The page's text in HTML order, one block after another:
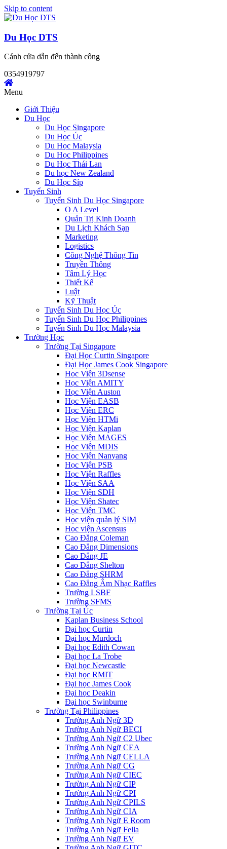
Skip to content
Du Học DTS
Cánh cửa dẫn đến thành công
0354919797
Menu
Giới Thiệu
Du Học
Du Học Singapore
Du Học Úc
Du Học Malaysia
Du Học Philippines
Du Học Thái Lan
Du học New Zealand
Du Học Síp
Tuyển Sinh
Tuyển Sinh Du Học Singapore
O A Level
Quản Trị Kinh Doanh
Du Lịch Khách Sạn
Marketing
Logistics
Công Nghệ Thông Tin
Truyền Thông
Tâm Lý Học
Thiết Kế
Luật
Kỹ Thuật
Tuyển Sinh Du Học Úc
Tuyển Sinh Du Học Philippines
Tuyển Sinh Du Học Malaysia
Trường Học
Trường Tại Singapore
Đại Học Curtin Singapore
Đại Học James Cook Singapore
Học Viện 3Dsense
Học Viện AMITY
Học Viện Auston
Học Viện EASB
Học Viện ERC
Học Viện HTMi
Học Viện Kaplan
Học Viện MAGES
Học Viện MDIS
Học Viện Nanyang
Học Viện PSB
Học Viện Raffles
Học Viện SAA
Học Viện SDH
Học Viện Shatec
Học Viện TMC
Học viện quản lý SIM
Học viện Ascensus
Cao Đẳng Coleman
Cao Đẳng Dimensions
Cao Đẳng JE
Cao Đẳng Shelton
Cao Đẳng SHRM
Cao Đẳng Âm Nhạc Raffles
Trường LSBF
Trường SFMS
Trường Tại Úc
Kaplan Business School
Đại học Curtin
Đại học Murdoch
Đại học Edith Cowan
Đại học La Trobe
Đại học Newcastle
Đại học RMIT
Đại học James Cook
Đại học Deakin
Đại học Swinburne
Trường Tại Philippines
Trường Anh Ngữ 3D
Trường Anh Ngữ BECI
Trường Anh Ngữ C2 Ubec
Trường Anh Ngữ CEA
Trường Anh Ngữ CELLA
Trường Anh Ngữ CG
Trường Anh Ngữ CIEC
Trường Anh Ngữ CIP
Trường Anh Ngữ CPI
Trường Anh Ngữ CPILS
Trường Anh Ngữ CIA
Trường Anh Ngữ E Room
Trường Anh Ngữ Fella
Trường Anh Ngữ EV